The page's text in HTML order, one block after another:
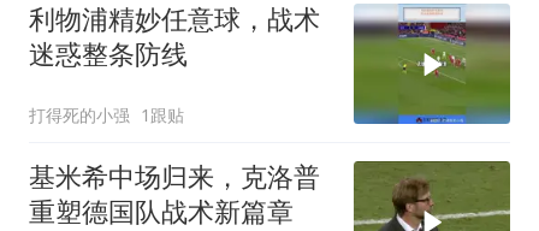
利物浦精妙任意球，战术
迷惑整条防线
打得死的小强 1跟贴
基米希中场归来，克洛普
重塑德国队战术新篇章